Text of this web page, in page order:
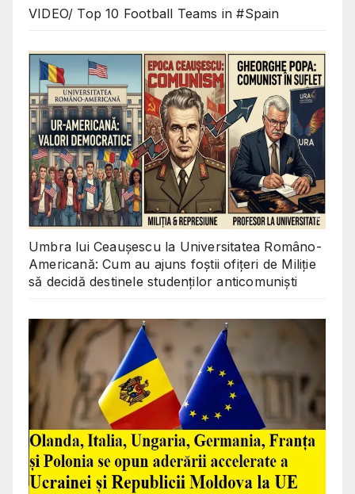
VIDEO/ Top 10 Football Teams in #Spain
Umbra lui Ceaușescu la Universitatea Româno-
Americană: Cum au ajuns foștii ofițeri de Miliție
să decidă destinele studenților anticomuniști